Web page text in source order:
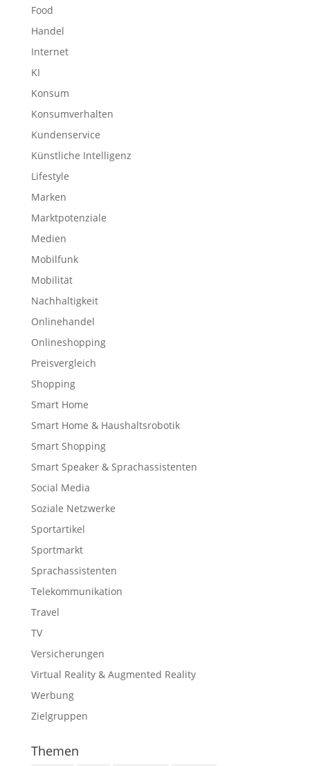
Food
Handel
Internet
KI
Konsum
Konsumverhalten
Kundenservice
Künstliche Intelligenz
Lifestyle
Marken
Marktpotenziale
Medien
Mobilfunk
Mobilität
Nachhaltigkeit
Onlinehandel
Onlineshopping
Preisvergleich
Shopping
Smart Home
Smart Home & Haushaltsrobotik
Smart Shopping
Smart Speaker & Sprachassistenten
Social Media
Soziale Netzwerke
Sportartikel
Sportmarkt
Sprachassistenten
Telekommunikation
Travel
TV
Versicherungen
Virtual Reality & Augmented Reality
Werbung
Zielgruppen
Themen